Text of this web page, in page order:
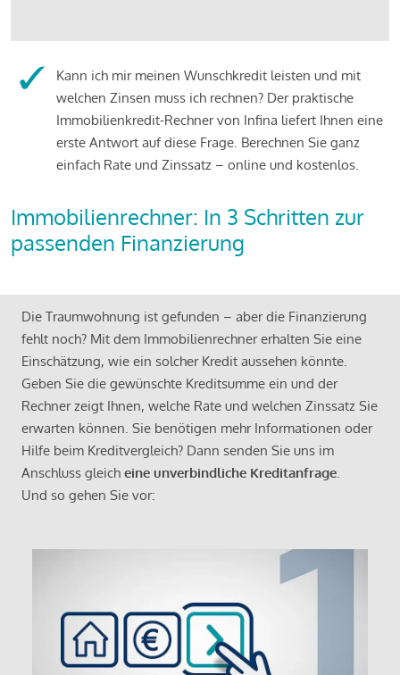
Kann ich mir meinen Wunschkredit leisten und mit
welchen Zinsen muss ich rechnen? Der praktische
Immobilienkredit-Rechner von Infina liefert Ihnen eine
erste Antwort auf diese Frage. Berechnen Sie ganz
einfach Rate und Zinssatz – online und kostenlos.
Immobilienrechner: In 3 Schritten zur
passenden Finanzierung
Die Traumwohnung ist gefunden – aber die Finanzierung
fehlt noch? Mit dem Immobilienrechner erhalten Sie eine
Einschätzung, wie ein solcher Kredit aussehen könnte.
Geben Sie die gewünschte Kreditsumme ein und der
Rechner zeigt Ihnen, welche Rate und welchen Zinssatz Sie
erwarten können. Sie benötigen mehr Informationen oder
Hilfe beim Kreditvergleich? Dann senden Sie uns im
Anschluss gleich eine unverbindliche Kreditanfrage.
Und so gehen Sie vor: